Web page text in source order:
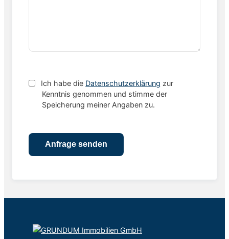
Ich habe die Datenschutzerklärung zur
Kenntnis genommen und stimme der
Speicherung meiner Angaben zu.